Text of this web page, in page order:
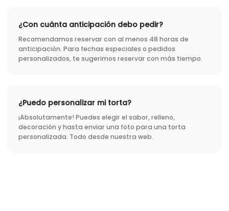
¿Con cuánta anticipación debo pedir?
Recomendamos reservar con al menos 48 horas de
anticipación. Para fechas especiales o pedidos
personalizados, te sugerimos reservar con más tiempo.
¿Puedo personalizar mi torta?
¡Absolutamente! Puedes elegir el sabor, relleno,
decoración y hasta enviar una foto para una torta
personalizada. Todo desde nuestra web.